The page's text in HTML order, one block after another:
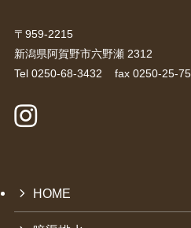
新潟県阿賀野市六野瀬 2312